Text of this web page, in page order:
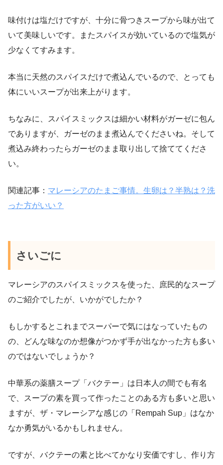
味付けは塩だけですが、十分に骨つきスープから味が出て
いて美味しいです。またスパイスが効いているので塩気が
少なくてすみます。
本当に天然のスパイスだけで煮込んでいるので、とっても
体にいいスープが出来上がります。
ちなみに、スパイスミックスは細かい材料がガーゼに包ん
でありますが、ガーゼのまま煮込んでくださいね。そして
煮込み終わったらガーゼのまま取り出して捨ててくださ
い。
関連記事： マレーシアのたまご事情。生卵は？半熟は？洗
った方がいい？
さいごに
マレーシアのスパイスミックスを使った、庶民的なスープ
のご紹介でしたが、いかがでしたか？
もしかするとこれまでスーパーで気にはなっていたもの
の、どんな味なのか想像がつかず手が出なかった方も多い
のではないでしょうか？
中華系の薬膳スープ「バクテー」は日本人の間でも有名
で、スープの素を買って作ったことのある方も多いと思い
ますが、ザ・マレーシアな感じの「Rempah Sup」はなか
なか勇気がいるかもしれません。
ですが、バクテーの素と比べてかなり安価ですし、作り方